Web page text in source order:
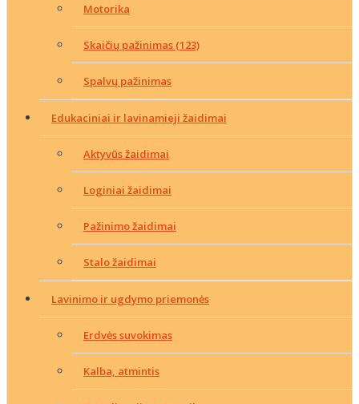
Motorika
Skaičių pažinimas (123)
Spalvų pažinimas
Edukaciniai ir lavinamieji žaidimai
Aktyvūs žaidimai
Loginiai žaidimai
Pažinimo žaidimai
Stalo žaidimai
Lavinimo ir ugdymo priemonės
Erdvės suvokimas
Kalba, atmintis